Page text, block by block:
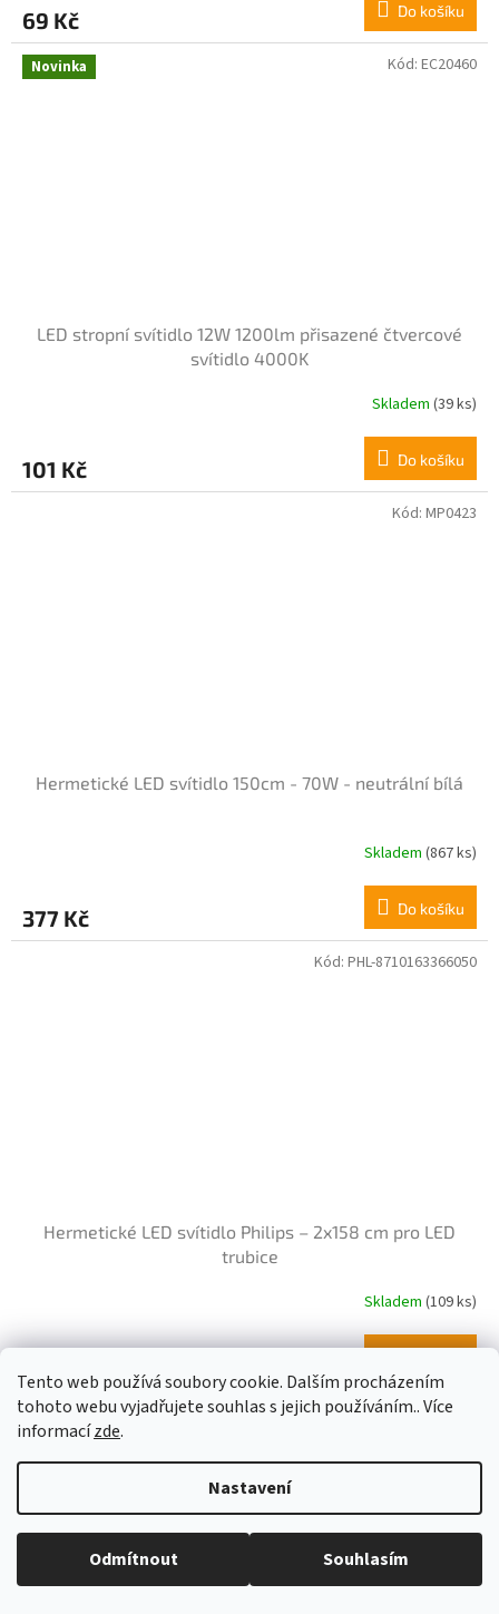
Tento web používá soubory cookie. Dalším procházením
tohoto webu vyjadřujete souhlas s jejich používáním.. Více
informacízde.
Nastavení
Odmítnout Souhlasím
69 Kč Do košíku
Novinka
LED stropní svítidlo 12W 1200lm přisazené čtvercové
svítidlo 4000K
Skladem (39 ks)
101 Kč Do košíku
Kód: EC20460
Hermetické LED svítidlo 150cm - 70W - neutrální bílá
je
4,2
Skladem(867 ks)
377 Kč Do košíku
Kód: MP0423
Hermetické LED svítidlo Philips – 2x158 cm pro LED
trubice
Skladem (109 ks)
Kód: PHL-8710163366050
Kód:LK0003/5XLUCA06